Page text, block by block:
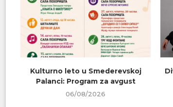
Kulturno leto u Smederevskoj
Palanci: Program za avgust
06/08/2026